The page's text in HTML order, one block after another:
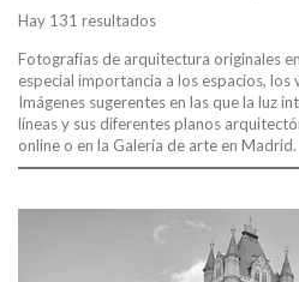
Hay 131 resultados
Fotografías de arquitectura originales
especial importancia a los espacios, los
Imágenes sugerentes en las que la luz
líneas y sus diferentes planos
online o en la Galería de arte en Madrid.